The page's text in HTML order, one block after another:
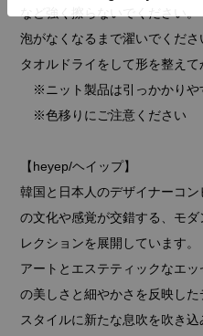
泡がなくなるまで濯いでくださ
タオルドライをして形を整えて
※ニット製品は引っかかりや
※色移りにご注意ください
【heyep/ヘイップ】
韓国と日本人のデザイナーコ
の文化や感覚が交錯する、モ
レクションを展開しています。
アートとエステティックなエ
の美しさと細やかさを反映し
スタイルに新たな息吹を吹き込